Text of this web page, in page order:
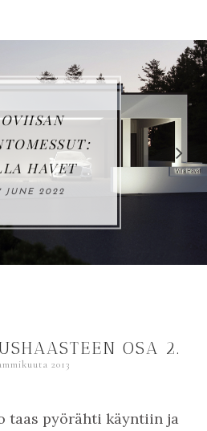
2021
2022
OSA 2.
2013
taas pyörähti käyntiin ja